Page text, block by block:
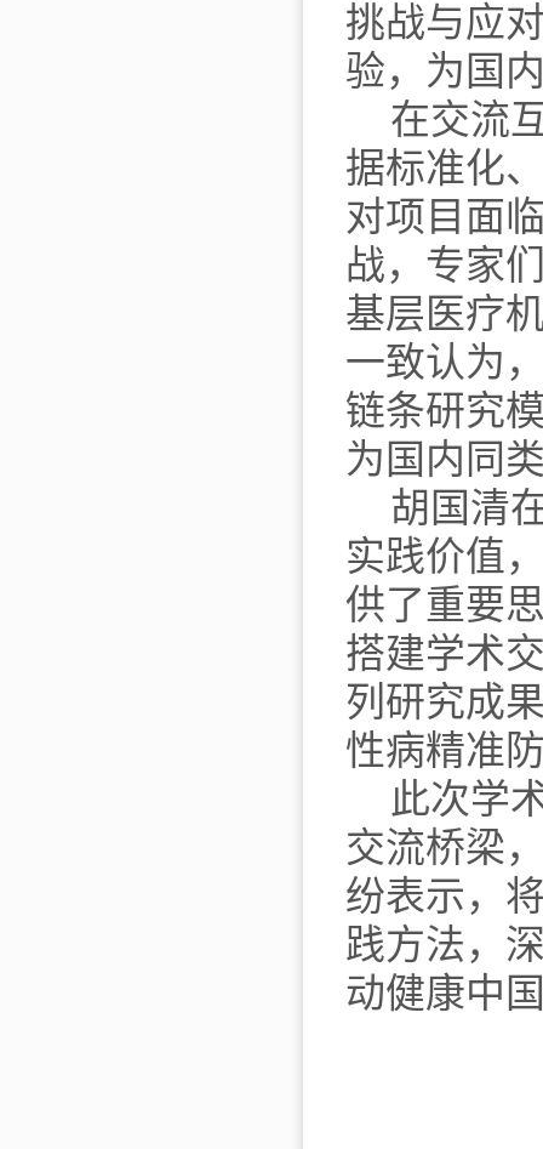
挑战与应
验，为国
在交流
据标准化
对项目面
战，专家
基层医疗
一致认为
链条研究
为国内同
胡国清
实践价值
供了重要
搭建学术
列研究成
性病精准
此次学
交流桥梁
纷表示，
践方法，
动健康中